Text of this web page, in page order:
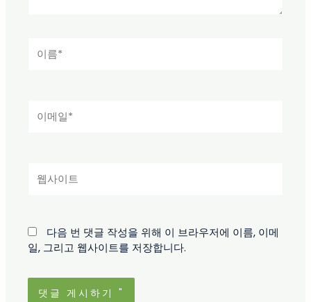
름
메
사
다음 번 댓글 작성을 위해 이 브라우저에 이름, 이메
일, 그리고 웹사이트를 저장합니다.